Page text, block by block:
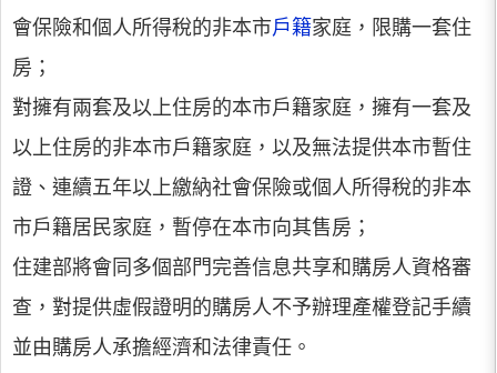
會保險和個人所得稅的非本市戶籍家庭，限購一套住
房；
對擁有兩套及以上住房的本市戶籍家庭，擁有一套及
以上住房的非本市戶籍家庭，以及無法提供本市暫住
證、連續五年以上繳納社會保險或個人所得稅的非本
市戶籍居民家庭，暫停在本市向其售房；
住建部將會同多個部門完善信息共享和購房人資格審
查，對提供虛假證明的購房人不予辦理產權登記手續
並由購房人承擔經濟和法律責任。